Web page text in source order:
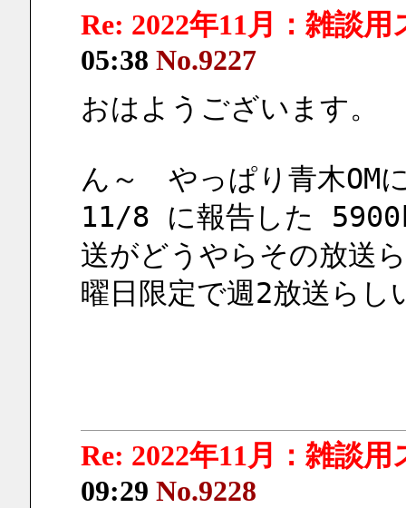
Re: 2022年11月：雑談
05:38 No.9227
おはようございます。
ん～　やっぱり青木OM
11/8 に報告した
送がどうやらその放送
曜日限定で週2放送ら
Re: 2022年11月：雑談
09:29 No.9228